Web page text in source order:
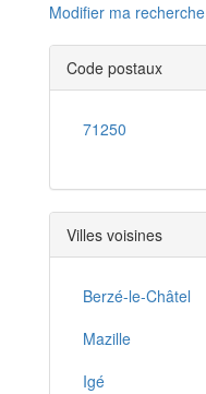
Modifier ma recherche
Code postaux
71250
Villes voisines
Berzé-le-Châtel
Mazille
Igé